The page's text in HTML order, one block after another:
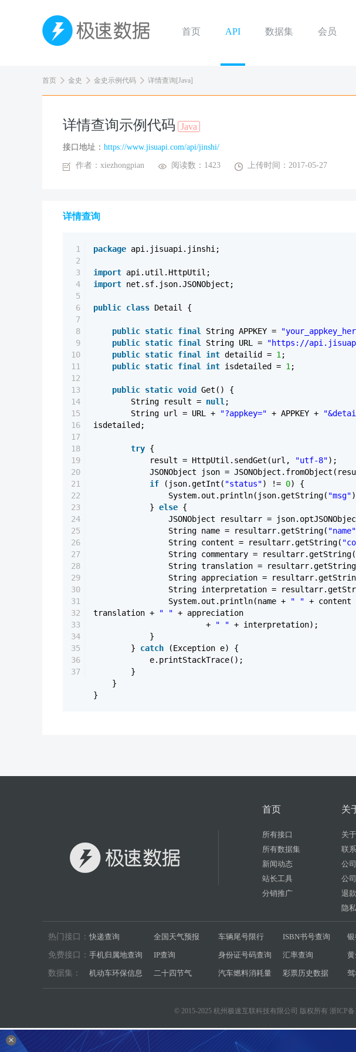
首页 API 数据集 会员
首页 金史 金史示例代码 详情查询[Java]
详情查询示例代码 Java
接口地址： https://www.jisuapi.com/api/jinshi/
作者：xiezhongpian 阅读数：1423 上传时间：2017-05-27
详情查询
1
2
3
4
5
6
7
8
9
10
11
12
13
14
15
16
17
18
19
20
21
22
23
24
25
26
27
28
29
30
31
32
33
34
35
36
37
package api.jisuapi.jinshi;
import api.util.HttpUtil;
import net.sf.json.JSONObject;
public class Detail {
public static final String APPKEY =
public static final String URL = "https://
public static final int detailid = 1 ;
public static final int isdetailed = 1 ;
public static void
Get() {
String result = null ;
String url = URL +
"?appkey=" + APPKEY +
isdetailed;
try {
result = HttpUtil.sendGet(url,
"utf-8");
JSONObject json =
if
(json.getInt( "status") != 0) {
System.out.println(json.getString( "msg"
} else {
JSONObject resultarr =
String name = resultarr.getString( "name"
String content = resultarr.getString(
String commentary = resultarr.getString(
String translation =
String appreciation =
String interpretation =
System.out.println(name +
" " + content
translation +
" " + appreciation
+
" " + interpretation);
}
} catch
(Exception e) {
e.printStackTrace();
}
}
}
×
首页
所有接口
所有数据集
新闻动态
站长工具
分销推广
关
关
联
公
公
退
隐
热门接口： 快递查询 全国天气预报 车辆尾号限行 ISBN书号查询
免费接口： 手机归属地查询 IP查询 身份证号码查询 汇率查询
数据集： 机动车环保信息 二十四节气 汽车燃料消耗量 彩票历史数据
© 2015-2025 杭州极速互联科技有限公司 版权所有 浙ICP备